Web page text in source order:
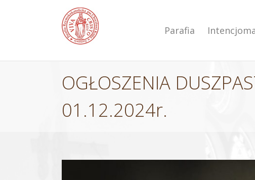
Parafia
OGŁOSZENIA
01.12.2024r.